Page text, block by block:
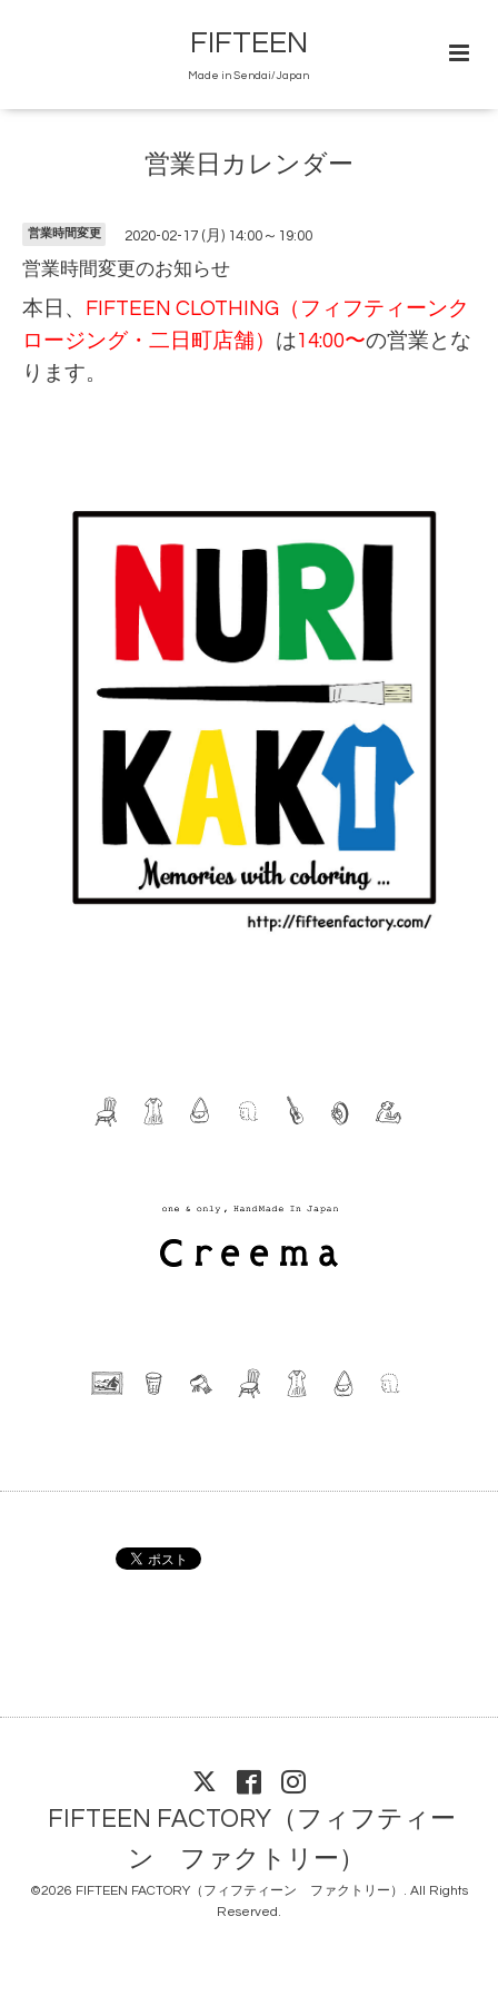
FIFTEEN
Made in Sendai/Japan
営業日カレンダー
営業時間変更 2020-02-17 (月) 14:00～19:00
営業時間変更のお知らせ
本日、
FIFTEEN CLOTHING（フィフティーンク
ロージング・二日町店舗） は14:00〜の営業とな
ります。
FIFTEEN FACTORY（フィフティー
ン ファクトリー）
©2026 FIFTEEN FACTORY（フィフティーン ファクトリー） . All Rights
Reserved.